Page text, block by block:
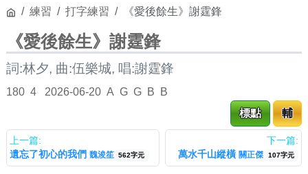
練習 打字練習 《愛後餘生》謝霆鋒
《愛後餘生》謝霆鋒
詞:林夕, 曲:伍樂城, 唱:謝霆鋒
180 4 2026-06-20 A G G B
B
標點
輔
上一篇:
遺忘了初心的我們 魏浚笙 562字元
下一篇:
萬水千山縱橫 關正傑 107字元